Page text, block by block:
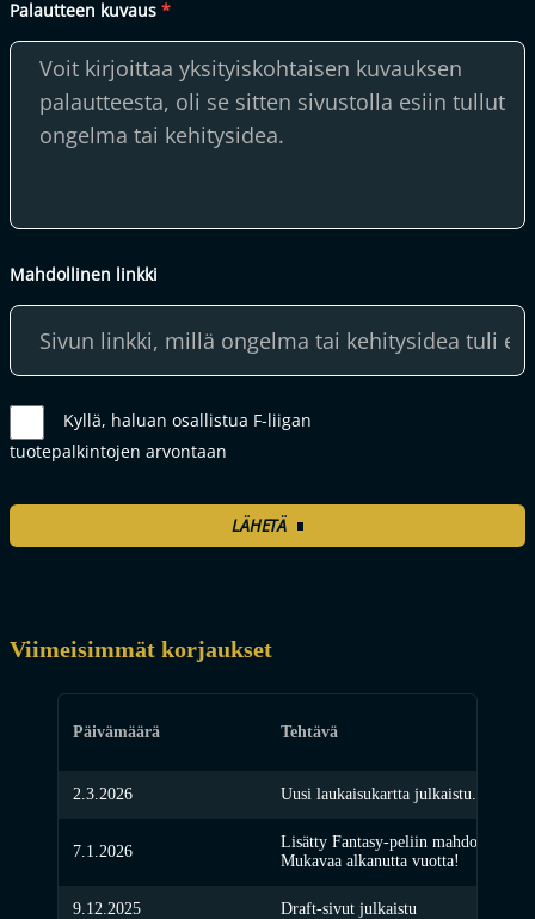
Palautteen kuvaus *
Mahdollinen linkki
Kyllä, haluan osallistua F-liigan
tuotepalkintojen arvontaan
LÄHETÄ
Viimeisimmät korjaukset
Päivämäärä Tehtävä
2.3.2026 Uusi laukaisukartta julkaistu. Löytyy
7.1.2026
Lisätty Fantasy-peliin mahdollisuus
Mukavaa alkanutta vuotta!
9.12.2025 Draft-sivut julkaistu